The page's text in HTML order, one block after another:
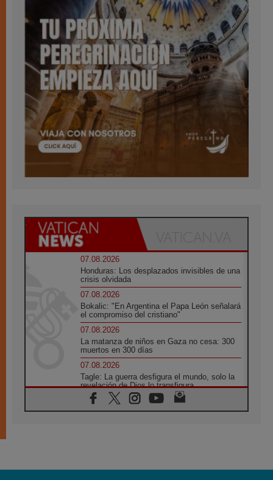
07.08.2026
Honduras: Los desplazados invisibles de una
crisis olvidada
07.08.2026
Bokalic: "En Argentina el Papa León señalará
el compromiso del cristiano"
07.08.2026
La matanza de niños en Gaza no cesa: 300
muertos en 300 días
07.08.2026
Tagle: La guerra desfigura el mundo, solo la
revelación de Dios lo transfigura
07.08.2026
Presentada la Trienal de Arte de las